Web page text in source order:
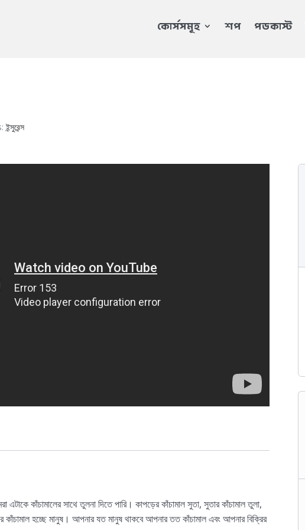
কোর্সসমূহ শপ পডকাস্ট
ইন্সুরেন্স
কাঁচামালের সাথে তুলনা দিতে পারি। কাপড়ের কাঁচামাল সুতা, সুতার কাঁচামাল তুলা,
কাঁচামাল হচ্ছে মানুষ। আপনার যত মানুষ থাকবে আপনার তত কাঁচামাল এবং আপনার বিক্রির